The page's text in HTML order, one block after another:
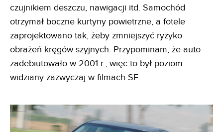
czujnikiem deszczu, nawigacji itd. Samochód
otrzymał boczne kurtyny powietrzne, a fotele
zaprojektowano tak, żeby zmniejszyć ryzyko
obrażeń kręgów szyjnych. Przypominam, że auto
zadebiutowało w 2001 r., więc to był poziom
widziany zazwyczaj w filmach SF.